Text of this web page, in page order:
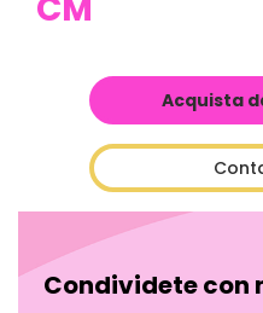
Acquista
Condividete con